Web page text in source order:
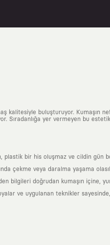
kalitesiyle buluşturuyor. Kumaşın
Sıradanlığa yer vermeyen bu
plastik bir his oluşmaz ve cildin gün
çekme veya daralma yaşama
bilgileri doğrudan kumaşın içine,
ve uygulanan teknikler